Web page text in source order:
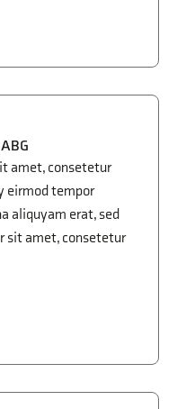
amet, consetetur
eirmod tempor
aliquyam erat, sed
sit amet, consetetur